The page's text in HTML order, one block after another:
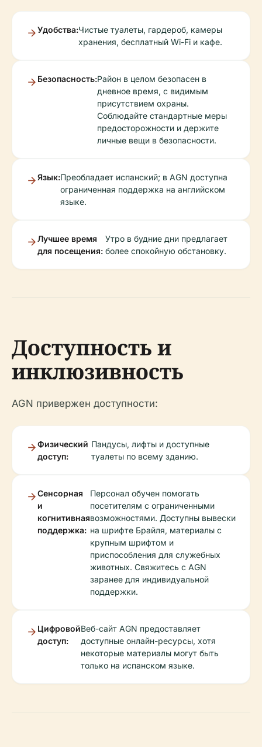
Удобства:Чистые туалеты, гардероб, камеры
хранения, бесплатный Wi-Fi и кафе.
Безопасность:Район в целом безопасен в
дневное время, с видимым
присутствием охраны.
Соблюдайте стандартные меры
предосторожности и держите
личные вещи в безопасности.
Язык:Преобладает испанский; в AGN доступна
ограниченная поддержка на английском
языке.
Лучшее время
для посещения:
Утро в будние дни предлагает
более спокойную обстановку.
Доступность и
инклюзивность
AGN привержен доступности:
Физический
доступ:
Пандусы, лифты и доступные
туалеты по всему зданию.
Сенсорная
и
когнитивная
поддержка:
Персонал обучен помогать
посетителям с ограниченными
возможностями. Доступны вывески
на шрифте Брайля, материалы с
крупным шрифтом и
приспособления для служебных
животных. Свяжитесь с AGN
заранее для индивидуальной
поддержки.
Цифровой
доступ:
Веб-сайт AGN предоставляет
доступные онлайн-ресурсы, хотя
некоторые материалы могут быть
только на испанском языке.